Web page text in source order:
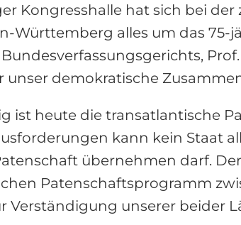
Kongresshalle hat sich bei
Württemberg alles um das 75-
unser demokratische
ist heute die transatlantische
kann kein Staat
übernehmen darf.
Patenschaftsprogramm
Verständigung unserer beider